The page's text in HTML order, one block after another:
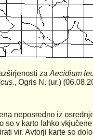
za Aecidium
, Ogris N. (ur.)
neposredno iz
so v karto lahko
vir. Avtorji karte so